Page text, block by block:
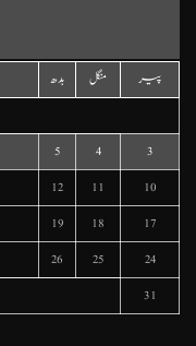
پیر منگل بدھ
3
4
5
10
11
12
17
18
19
24
25
26
31